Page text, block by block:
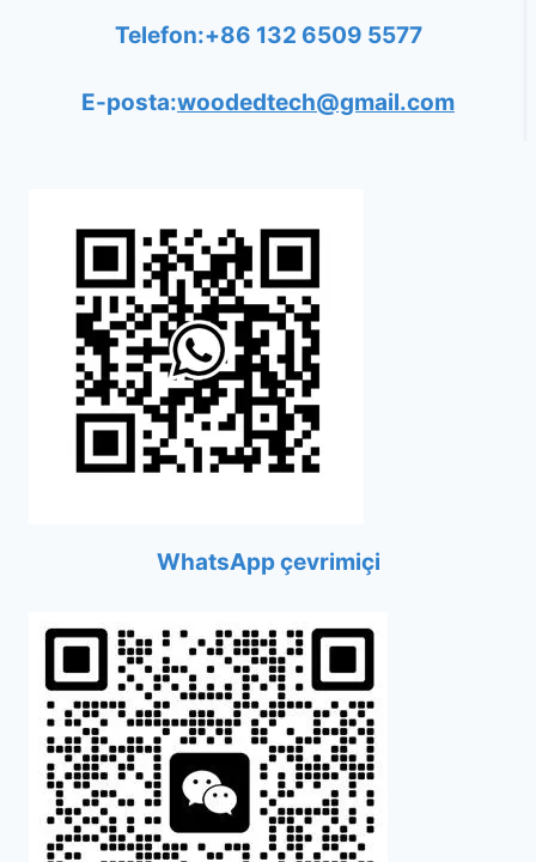
Telefon:+86 132 6509 5577
E-posta:woodedtech@gmail.com
WhatsApp çevrimiçi